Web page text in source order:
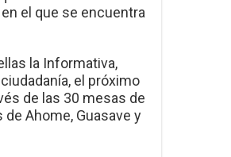
el que se encuentra
la Informativa,
el próximo
de las 30 mesas de
Ahome, Guasave y